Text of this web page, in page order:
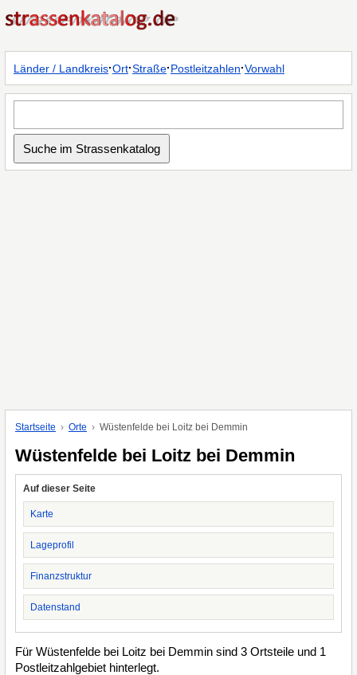
Länder / Landkreis·Ort·Straße·Postleitzahlen·Vorwahl
Startseite Orte Wüstenfelde bei Loitz bei Demmin
Wüstenfelde bei Loitz bei Demmin
Auf dieser Seite
Karte
Lageprofil
Finanzstruktur
Datenstand
Für Wüstenfelde bei Loitz bei Demmin sind 3 Ortsteile und 1
Postleitzahlgebiet hinterlegt.